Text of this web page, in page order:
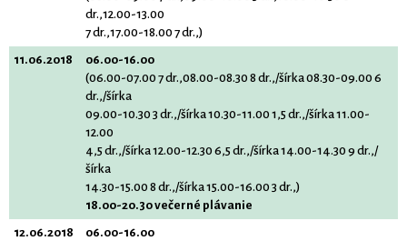
dr.,12.00-13.00
7 dr.,17.00-18.00 7 dr.,)
11.06.2018
06.00-16.00
(06.00-07.00 7 dr.,08.00-08.30 8 dr.,/šírka 08.30-09.00 6
dr.,/šírka
09.00-10.30 3 dr.,/šírka 10.30-11.00 1,5 dr.,/šírka 11.00-
12.00
4,5 dr.,/šírka 12.00-12.30 6,5 dr.,/šírka 14.00-14.30 9 dr.,/
šírka
14.30-15.00 8 dr.,/šírka 15.00-16.00 3 dr.,)
18.00-20.30 večerné plávanie
12.06.2018
06.00-16.00